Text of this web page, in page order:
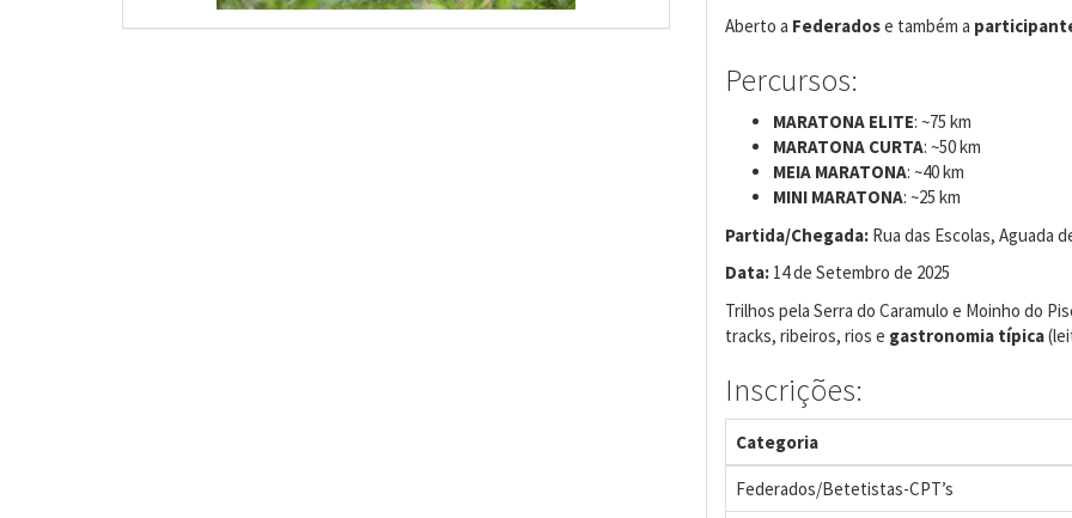
Aberto a Federadose também a
Percursos:
MARATONA ELITE: ~75 km
MARATONA CURTA: ~50 km
MEIA MARATONA: ~40 km
MINI MARATONA: ~25 km
Partida/Chegada:Rua das Escolas, Aguada de
Data:14 de Setembro de 2025
Trilhos pela Serra do Caramulo e Moinho do
tracks, ribeiros, rios e gastronomia típica
Inscrições:
Categoria
Federados/Betetistas-CPT’s